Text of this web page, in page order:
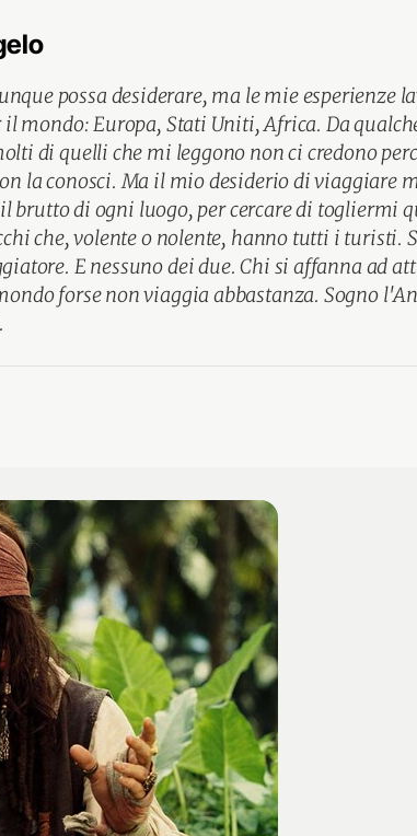
possa desiderare, ma le mie esperienze
mondo: Europa, Stati Uniti, Africa. Da
di quelli che mi leggono non ci credono
la conosci. Ma il mio desiderio di viaggiare
brutto di ogni luogo, per cercare di togliermi
che, volente o nolente, hanno tutti i turisti.
E nessuno dei due. Chi si affanna ad
forse non viaggia abbastanza. Sogno